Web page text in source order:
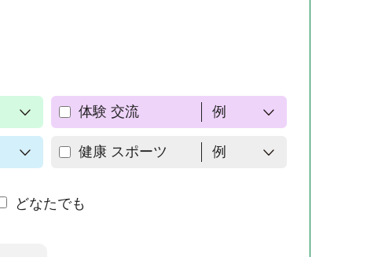
体験 交流 例
健康 スポーツ 例
どなたでも